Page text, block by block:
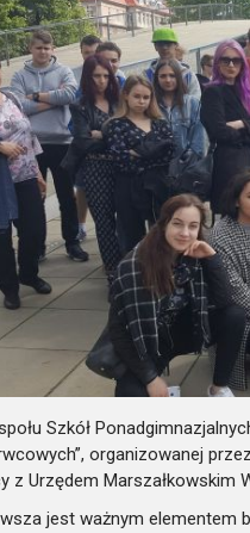
Szkół
organizowanej
z Urzędem
jest ważnym elementem